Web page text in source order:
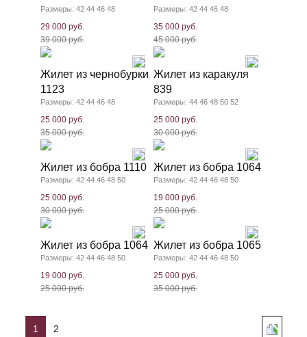
Размеры: 42 44 46 48
29 000 руб.
39 000 руб.
Размеры: 42 44 46 48
35 000 руб.
45 000 руб.
Жилет из чернобурки
1123
Размеры: 42 44 46 48
25 000 руб.
35 000 руб.
Жилет из каракуля
839
Размеры: 44 46 48 50 52
25 000 руб.
30 000 руб.
Жилет из бобра 1110
Размеры: 42 44 46 48 50
25 000 руб.
30 000 руб.
Жилет из бобра 1064
Размеры: 42 44 46 48 50
19 000 руб.
25 000 руб.
Жилет из бобра 1064
Размеры: 42 44 46 48 50
19 000 руб.
25 000 руб.
Жилет из бобра 1065
Размеры: 42 44 46 48 50
25 000 руб.
35 000 руб.
1 2